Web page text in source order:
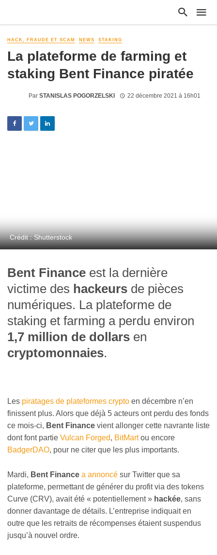
HACK, FRAUDE ET SCAM NEWS STAKING
La plateforme de farming et
staking Bent Finance piratée
Par STANISLAS POGORZELSKI 22 décembre 2021 à 16h01
Crédit : Shutterstock
Bent Finance est la dernière
victime des hackeurs de pièces
numériques. La plateforme de
staking et farming a perdu environ
1,7 million de dollars en
cryptomonnaies.
Les piratages de plateformes crypto en décembre n’en
finissent plus. Alors que déjà 5 acteurs ont perdu des fonds
ce mois-ci, Bent Finance vient allonger cette navrante liste
dont font partie Vulcan Forged, BitMartou encore
BadgerDAO, pour ne citer que les plus importants.
Mardi, Bent Finance a annoncé sur Twitter que sa
plateforme, permettant de générer du profit via des tokens
Curve (CRV), avait été « potentiellement » hackée, sans
donner davantage de détails. L’entreprise indiquait en
outre que les retraits de récompenses étaient suspendus
jusqu’à nouvel ordre.